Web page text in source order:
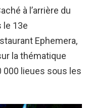
à l’arrière du
le 13e
Ephemera,
la thématique
000 lieues sous les